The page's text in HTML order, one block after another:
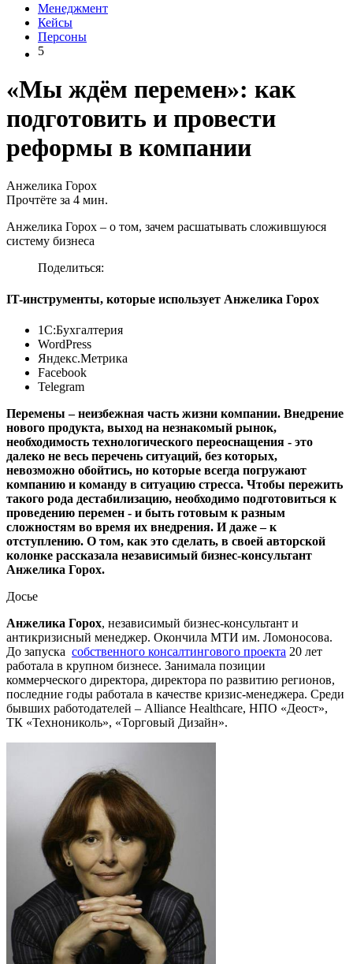
Менеджмент
Кейсы
Персоны
5
«Мы ждём перемен»: как
подготовить и провести
реформы в компании
Анжелика Горох
Прочтёте за 4 мин.
Анжелика Горох – о том, зачем расшатывать сложившуюся
систему бизнеса
Поделиться:
IT-инструменты, которые использует Анжелика Горох
1С:Бухгалтерия
WordPress
Яндекс.Метрика
Facebook
Telegram
Перемены – неизбежная часть жизни компании. Внедрение
нового продукта, выход на незнакомый рынок,
необходимость технологического переоснащения - это
далеко не весь перечень ситуаций, без которых,
невозможно обойтись, но которые всегда погружают
компанию и команду в ситуацию стресса. Чтобы пережить
такого рода дестабилизацию, необходимо подготовиться к
проведению перемен - и быть готовым к разным
сложностям во время их внедрения. И даже – к
отступлению. О том, как это сделать, в своей авторской
колонке рассказала независимый бизнес-консультант
Анжелика Горох.
Досье
Анжелика Горох, независимый бизнес-консультант и
антикризисный менеджер. Окончила МТИ им. Ломоносова.
До запуска собственного консалтингового проекта 20 лет
работала в крупном бизнесе. Занимала позиции
коммерческого директора, директора по развитию регионов,
последние годы работала в качестве кризис-менеджера. Среди
бывших работодателей – Alliance Healthcare, НПО «Деост»,
ТК «Технониколь», «Торговый Дизайн».